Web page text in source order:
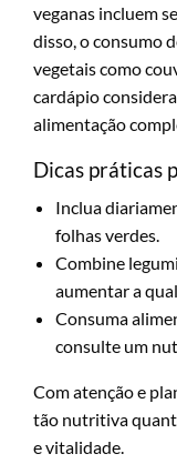
veganas incluem
disso, o consumo
vegetais como
cardápio
alimentação
Dicas práticas
Inclua
folhas verdes.
Combine
aumentar a
Consuma
consulte um
Com atenção e
tão nutritiva
e vitalidade.